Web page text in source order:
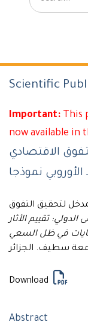
Scientific
Important: This
now available in
الاقتصادي
الأوروبي نموذجا
كمدخل لتحقيق التفوق
الدولي: تقييم الأثار
في ظل السعي
سطيف. الجزائر
Download
Abstract